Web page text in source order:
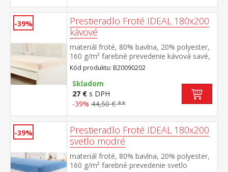
-39%
Prestieradlo Froté IDEAL 180x200
kávové
materiál froté, 80% bavlna, 20% polyester,
160 g/m² farebné prevedenie kávová savé,
odolné, stálofarebné, obšité gumou pre
matrace do výšky 25 cm prateľné do 40 °C
Kód produktu: B20090202
Skladom
27 € s DPH
-39% 44,50 € **
-39%
Prestieradlo Froté IDEAL 180x200
svetlo modré
materiál froté, 80% bavlna, 20% polyester,
160 g/m² farebné prevedenie svetlo